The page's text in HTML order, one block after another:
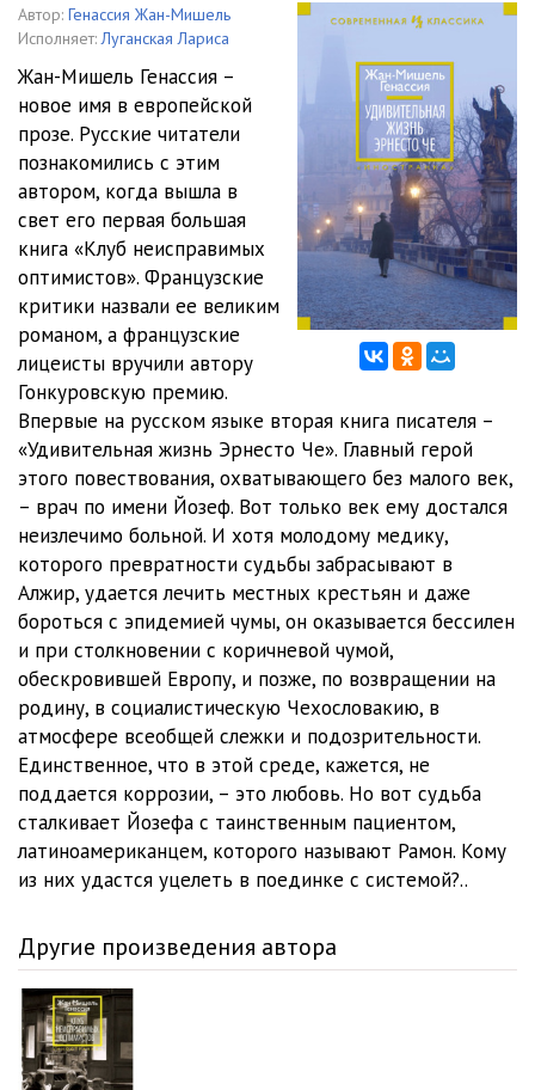
01_03_Kristina 27:58
01_05_Kristina 27:48
01_06_Kristina 27:51
01_07_Kristina 27:52
01_08_Kristina 28:00
01_09_Kristina 28:10
01_10_Kristina
01_11_Kristina
01_12_Kristina 28:00
01_13_Kristina 27:53
01_14_Kristina
01_15_Kristina 28:28
01_16_Kristina 28:01
02_01_Helena 27:54
02_02_Helena 28:01
02_03_Helena
02_04_Helena
02_05_Helena
02_07_Helena 29:54
02_08_Helena
02_09_Helena
Автор: Генассия Жан-Мишель
Исполняет: Луганская Лариса
Жан-Мишель Генассия –
новое имя в европейской
прозе. Русские читатели
познакомились с этим
автором, когда вышла в
свет его первая большая
книга «Клуб неисправимых
оптимистов». Французские
критики назвали ее великим
романом, а французские
лицеисты вручили автору
Гонкуровскую премию.
Впервые на русском языке вторая книга писателя –
«Удивительная жизнь Эрнесто Че». Главный герой
этого повествования, охватывающего без малого век,
– врач по имени Йозеф. Вот только век ему достался
неизлечимо больной. И хотя молодому медику,
которого превратности судьбы забрасывают в
Алжир, удается лечить местных крестьян и даже
бороться с эпидемией чумы, он оказывается бессилен
и при столкновении с коричневой чумой,
обескровившей Европу, и позже, по возвращении на
родину, в социалистическую Чехословакию, в
атмосфере всеобщей слежки и подозрительности.
Единственное, что в этой среде, кажется, не
поддается коррозии, – это любовь. Но вот судьба
сталкивает Йозефа с таинственным пациентом,
латиноамериканцем, которого называют Рамон. Кому
из них удастся уцелеть в поединке с системой?..
Другие произведения автора